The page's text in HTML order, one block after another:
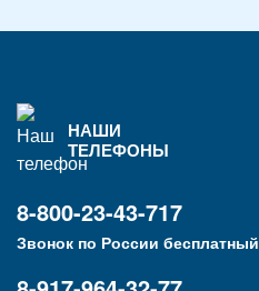
НАШИ
ТЕЛЕФОНЫ
8-800-23-43-717
Звонок по России бесплатный